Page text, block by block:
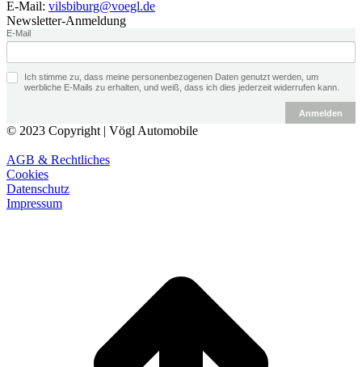
E-Mail: vilsbiburg@voegl.de
Newsletter-Anmeldung
E-Mail
Ich stimme zu, dass meine personenbezogenen Daten genutzt werden, um
werbliche E-Mails zu erhalten, und weiß, dass ich dies jederzeit widerrufen kann.
Anmelden
© 2023 Copyright | Vögl Automobile
AGB & Rechtliches
Cookies
Datenschutz
Impressum